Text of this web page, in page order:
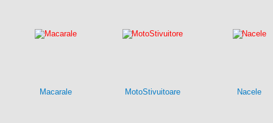
Macarale MotoStivuitoare Nacele